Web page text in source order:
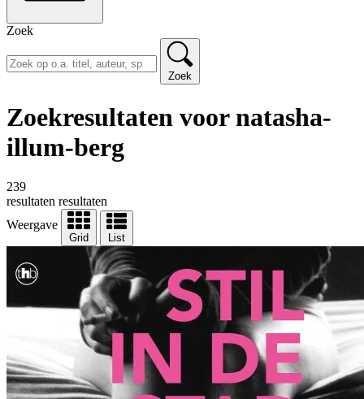
Zoek
Zoek
Zoekresultaten voor natasha-
illum-berg
239
resultaten resultaten
Weergave
Grid List